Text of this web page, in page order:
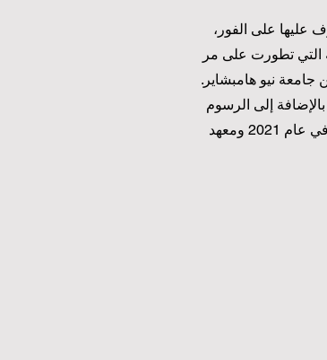
التعرف عليها على الفور،
التي تطورت على مر
نيو هامبشاير.
إلى الرسوم
التوضيحية التفصيلية المعقدة لـ كيم جونج جي. شارك في العديد من الإقامات الفنية، بما في ذلك مع معهد برلين للفنون في عام 2021 ومعهد